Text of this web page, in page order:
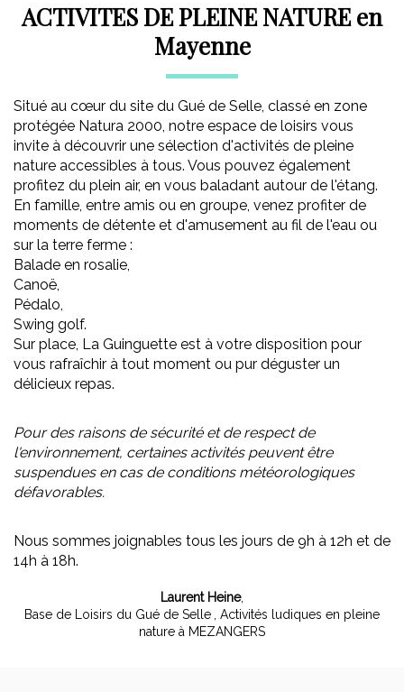
ACTIVITES DE PLEINE NATURE en
Mayenne
Situé au cœur du site du Gué de Selle, classé en zone
protégée Natura 2000, notre espace de loisirs vous
invite à découvrir une sélection d'activités de pleine
nature accessibles à tous. Vous pouvez également
profitez du plein air, en vous baladant autour de l'étang.
En famille, entre amis ou en groupe, venez profiter de
moments de détente et d'amusement au fil de l'eau ou
sur la terre ferme :
Balade en rosalie,
Canoë,
Pédalo,
Swing golf.
Sur place, La Guinguette est à votre disposition pour
vous rafraîchir à tout moment ou pur déguster un
délicieux repas.
Pour des raisons de sécurité et de respect de
l'environnement, certaines activités peuvent être
suspendues en cas de conditions météorologiques
défavorables.
Nous sommes joignables tous les jours de 9h à 12h et de
14h à 18h.
Laurent Heine,
Base de Loisirs du Gué de Selle
, Activités ludiques en pleine
nature à MEZANGERS